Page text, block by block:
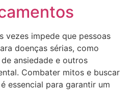
vezes impede que pessoas
doenças sérias, como
ansiedade e outros
Combater mitos e buscar
essencial para garantir um